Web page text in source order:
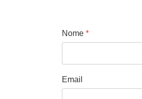
Nome *
Email